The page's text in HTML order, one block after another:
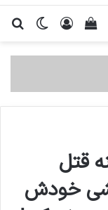
تغییر ورود
دیدن سبد خرید
قتل
خودش